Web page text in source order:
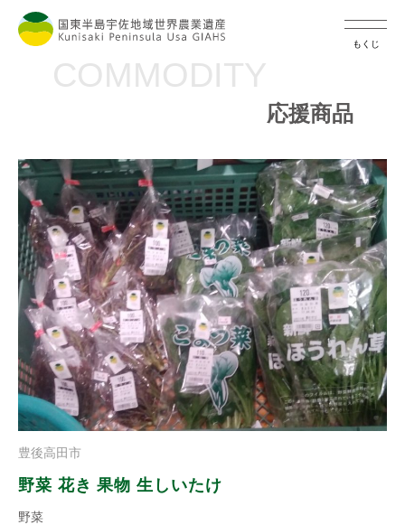
もくじ
COMMODITY
応援商品
豊後高田市
野菜 花き 果物 生しいたけ
野菜